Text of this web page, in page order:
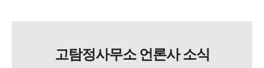
고탐정사무소 언론사 소식